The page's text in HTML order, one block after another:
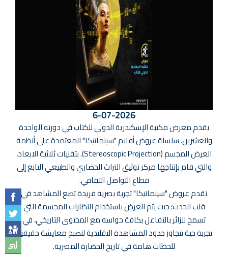
6-07-2026
يقدم معرض مكتبة الإسكندرية الدولي للكتاب في دورته الواحدة
والعشرين، سلسلة عروض أفلام "سينماتيكا" المعتمدة على أنظمة
العرض المجسم (Stereoscopic Projection). بتقنيات ثلاثية الابعاد،
والتي قام بإنتاجها مركز توثيق التراث الحضاري والطبيعي التابع إلى
قطاع التواصل الثقافي.
تقدم عروض "سينماتيكا" تجربة بصرية فريدة تضع المشاهد في
قلب الحدث؛ حيث يتم العرض باستخدام النظارات المجسمة التي
تسمح للزائر بالتفاعل بكافة حواسه مع المحتوى التاريخي، في
تجربة حية تتجاوز حدود المشاهدة التقليدية لتصبح معايشة حقيقية
للحظات هامة في تاريخ الحضارة المصرية.